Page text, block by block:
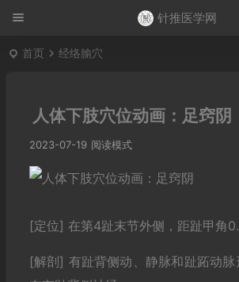
针推医学网
首页 经络腧穴
人体下肢穴位动画：足窍阴
2023-07-19 阅读模式
[定位] 在第4趾末节外侧，距趾甲角
[解剖] 有趾背侧动、静脉和趾跖动脉